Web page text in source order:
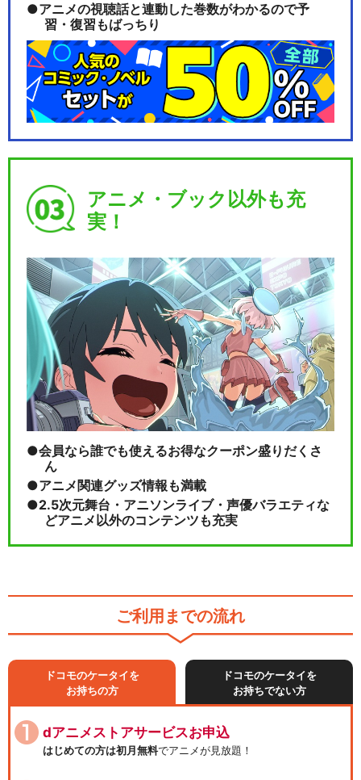
アニメの視聴話と連動した巻数がわかるので予
習・復習もばっちり
アニメ・ブック以外も充
実！
会員なら誰でも使えるお得なクーポン盛りだくさ
ん
アニメ関連グッズ情報も満載
2.5次元舞台・アニソンライブ・声優バラエティな
どアニメ以外のコンテンツも充実
ご利用までの流れ
ドコモのケータイを
お持ちの方
ドコモのケータイを
お持ちでない方
dアニメストアサービスお申込
はじめての方は初月無料でアニメが見放題！